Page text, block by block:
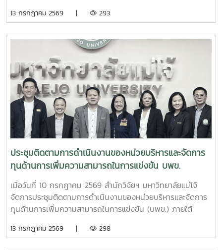
ปราบปรามยาเสพติด (ป.ป.ส.) พร้อมคณะผู้บริหารและเจ้าหน้าที่
ความคืบหน้าการดำเนินโครงการการพัฒนาระบบการผลิตเห็ดขี้
ควายเพื่อประโยชน์ทางการแพทย์ โดยมีรองศาสตราจารย์ ดร.ชัย
ยศ สัมฤทธิ์สกุล รองอธิการบดีมหาวิทยาลัยแม่โจ้ ให้เกียรติเป็นผู้
แทนมหาวิทยาลัยกล่าวต้อนรับ โครงการดังกล่าวเป็นความร่วม
มือระหว่างสำนักงาน ป.ป.ส. และมหาวิทยาลัยแม่โจ้ ภายใต้
โครงการแผนงานบูรณาการการวิจัย พัฒนา และกำกับควบคุม
เห็ดขี้ควายในประเทศไทย เพื่อใช้ประโยชน์ทางการแพทย์ภายใต้
ระบบควบคุมของรัฐ ตามมาตรการควบคุมแห่งพระราชกฤษฎีกา
กำหนดพื้นที่ทดลองเพาะปลูกและสกัดสารสำคัญจากพืชฝิ่นและ
พืชเห็ดขี้ควายเพื่อประโยชน์ในการศึกษาวิจัย พ.ศ. 2568 ณ ห้อง
ประชุม 2 ชั้น 2 อาคารจุฬาภรณ์ คณะวิทยาศาสตร์ มหาวิทยาลัย
แม่โจ้
13 กรกฎาคม 2569 | 293
ประชุมติดตามการดำเนินงานของหน่วยบริหารและจัดการ
ทุนด้านการเพิ่มความสามารถในการแข่งขัน บพข.
เมื่อวันที่ 10 กรกฎาคม 2569 สำนักวิจัยฯ มหาวิทยาลัยแม่โจ้
จัดการประชุมติดตามการดำเนินงานของหน่วยบริหารและจัดการ
ทุนด้านการเพิ่มความสามารถในการแข่งขัน (บพข.) ภายใต้
แข่งขันและการพัฒนาพื้นที่ (องค์การมหาชน) ณ ห้องประชุมรวง
13 กรกฎาคม 2569 | 298